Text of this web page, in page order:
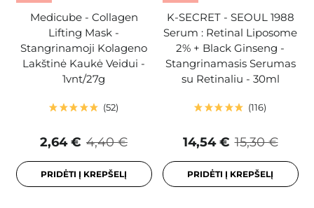
Medicube - Collagen
Lifting Mask -
Stangrinamoji Kolageno
Lakštinė Kaukė Veidui -
1vnt/27g
52
4,40 €
2,64 €
PRIDĖTI Į KREPŠELĮ
K-SECRET - SEOUL 1988
Serum : Retinal Liposome
2% + Black Ginseng -
Stangrinamasis Serumas
su Retinaliu - 30ml
116
15,30 €
14,54 €
PRIDĖTI Į KREPŠELĮ